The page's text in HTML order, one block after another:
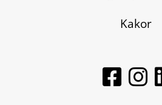
Kakor